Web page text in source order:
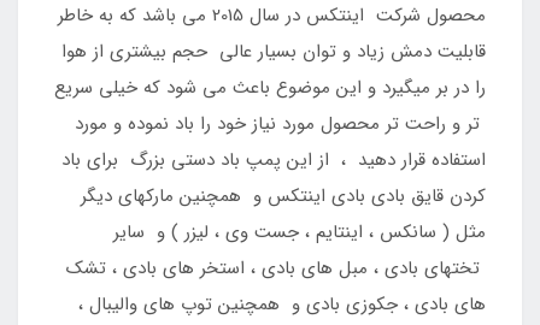
محصول شرکت اینتکس در سال 2015 می باشد که به خاطر
قابلیت دمش زیاد و توان بسیار عالی حجم بیشتری از هوا
را در بر میگیرد و این موضوع باعث می شود که خیلی سریع
تر و راحت تر محصول مورد نیاز خود را باد نموده و مورد
استفاده قرار دهید ، از این پمپ باد دستی بزرگ برای باد
کردن قایق بادی بادی اینتکس و همچنین مارکهای دیگر
مثل ( سانکس ، اینتایم ، جست وی ، لیزر ) و سایر
تختهای بادی ، مبل های بادی ، استخر های بادی ، تشک
های بادی ، جکوزی بادی و همچنین توپ های والیبال ،